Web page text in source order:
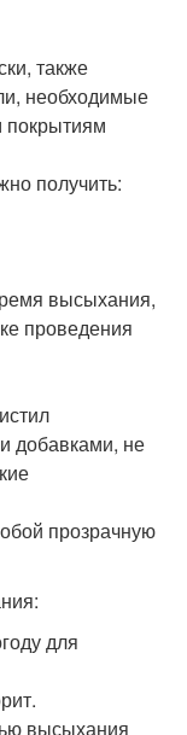
также
необходимые
покрытиям
получить:
высыхания,
проведения
добавками, не
прозрачную
для
высыхания